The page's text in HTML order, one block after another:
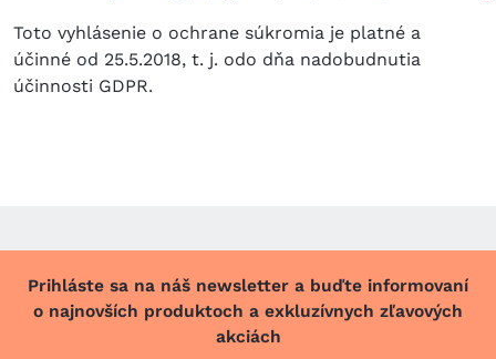
Toto vyhlásenie o ochrane súkromia je platné a
účinné od 25.5.2018, t. j. odo dňa nadobudnutia
účinnosti GDPR.
Prihláste sa na náš newsletter a buďte informovaní
o najnovších produktoch a exkluzívnych zľavových
akciách